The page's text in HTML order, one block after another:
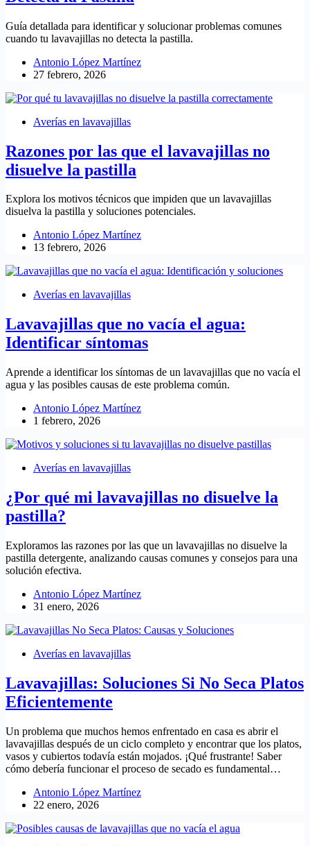
Guía detallada para identificar y solucionar problemas comunes
cuando tu lavavajillas no detecta la pastilla.
Antonio López Martínez
27 febrero, 2026
Averías en lavavajillas
Razones por las que el lavavajillas no
disuelve la pastilla
Explora los motivos técnicos que impiden que un lavavajillas
disuelva la pastilla y soluciones potenciales.
Antonio López Martínez
13 febrero, 2026
Averías en lavavajillas
Lavavajillas que no vacía el agua:
Identificar síntomas
Aprende a identificar los síntomas de un lavavajillas que no vacía el
agua y las posibles causas de este problema común.
Antonio López Martínez
1 febrero, 2026
Averías en lavavajillas
¿Por qué mi lavavajillas no disuelve la
pastilla?
Exploramos las razones por las que un lavavajillas no disuelve la
pastilla detergente, analizando causas comunes y consejos para una
solución efectiva.
Antonio López Martínez
31 enero, 2026
Averías en lavavajillas
Lavavajillas: Soluciones Si No Seca Platos
Eficientemente
Un problema que muchos hemos enfrentado en casa es abrir el
lavavajillas después de un ciclo completo y encontrar que los platos,
vasos y cubiertos todavía están mojados. ¡Qué frustrante! Saber
cómo debería funcionar el proceso de secado es fundamental…
Antonio López Martínez
22 enero, 2026